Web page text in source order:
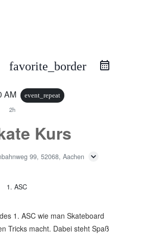
favorite_border
AM event_repeat
2h
Kurs
99, 52068, Aachen
1. ASC
1. ASC wie man Skateboard
Tricks macht. Dabei steht Spaß